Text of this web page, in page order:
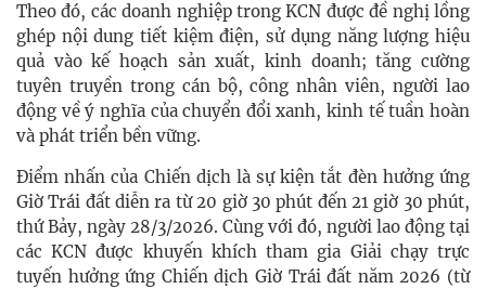
Theo đó, các doanh nghiệp trong KCN được đề nghị lồng
ghép nội dung tiết kiệm điện, sử dụng năng lượng hiệu
quả vào kế hoạch sản xuất, kinh doanh; tăng cường
tuyên truyền trong cán bộ, công nhân viên, người lao
động về ý nghĩa của chuyển đổi xanh, kinh tế tuần hoàn
và phát triển bền vững.
Điểm nhấn của Chiến dịch là sự kiện tắt đèn hưởng ứng
Giờ Trái đất diễn ra từ 20 giờ 30 phút đến 21 giờ 30 phút,
thứ Bảy, ngày 28/3/2026. Cùng với đó, người lao động tại
các KCN được khuyến khích tham gia Giải chạy trực
tuyến hưởng ứng Chiến dịch Giờ Trái đất năm 2026 (từ